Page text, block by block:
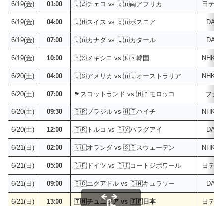
6/19(金) 01:00 🇨🇿チェコ vs 🇿🇦南アフリカ 日テ
6/19(金) 04:00 🇨🇭スイス vs 🇧🇦ボスニア
6/19(金) 07:00 🇨🇦カナダ vs 🇶🇦カタール
6/19(金) 10:00 🇲🇽メキシコ vs 🇰🇷韓国 NHK
6/20(土) 04:00 🇺🇸アメリカ vs 🇦🇺オーストラリア NHK
6/20(土) 07:00 🏴󠁧󠁢󠁳󠁣󠁴󠁿スコットランド vs 🇲🇦モロッコ フジ
6/20(土) 09:30 🇧🇷ブラジル vs 🇭🇹ハイチ NHK
6/20(土) 12:00 🇹🇷トルコ vs 🇵🇾パラグアイ
6/21(日) 02:00 🇳🇱オランダ vs 🇸🇪スウェーデン NHK
6/21(日) 05:00 🇩🇪ドイツ vs 🇨🇮コートジボワール 日テ
6/21(日) 09:00 🇪🇨エクアドル vs 🇨🇼キュラソー
6/21(日) 13:00 🇹🇳チュニジア vs 🇯🇵日本 日テ